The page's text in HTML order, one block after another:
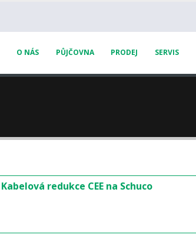
O NÁS PŮJČOVNA PRODEJ SERVIS
Kabelová redukce CEE na Schuco